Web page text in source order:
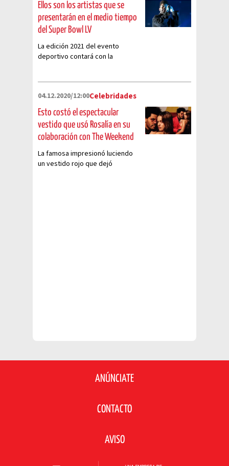
Ellos son los artistas que se
presentarán en el medio tiempo
del Super Bowl LV
La edición 2021 del evento
deportivo contará con la
04.12.2020/12:00Celebridades
Esto costó el espectacular
vestido que usó Rosalía en su
colaboración con The Weekend
La famosa impresionó luciendo
un vestido rojo que dejó
ANÚNCIATE
CONTACTO
AVISO